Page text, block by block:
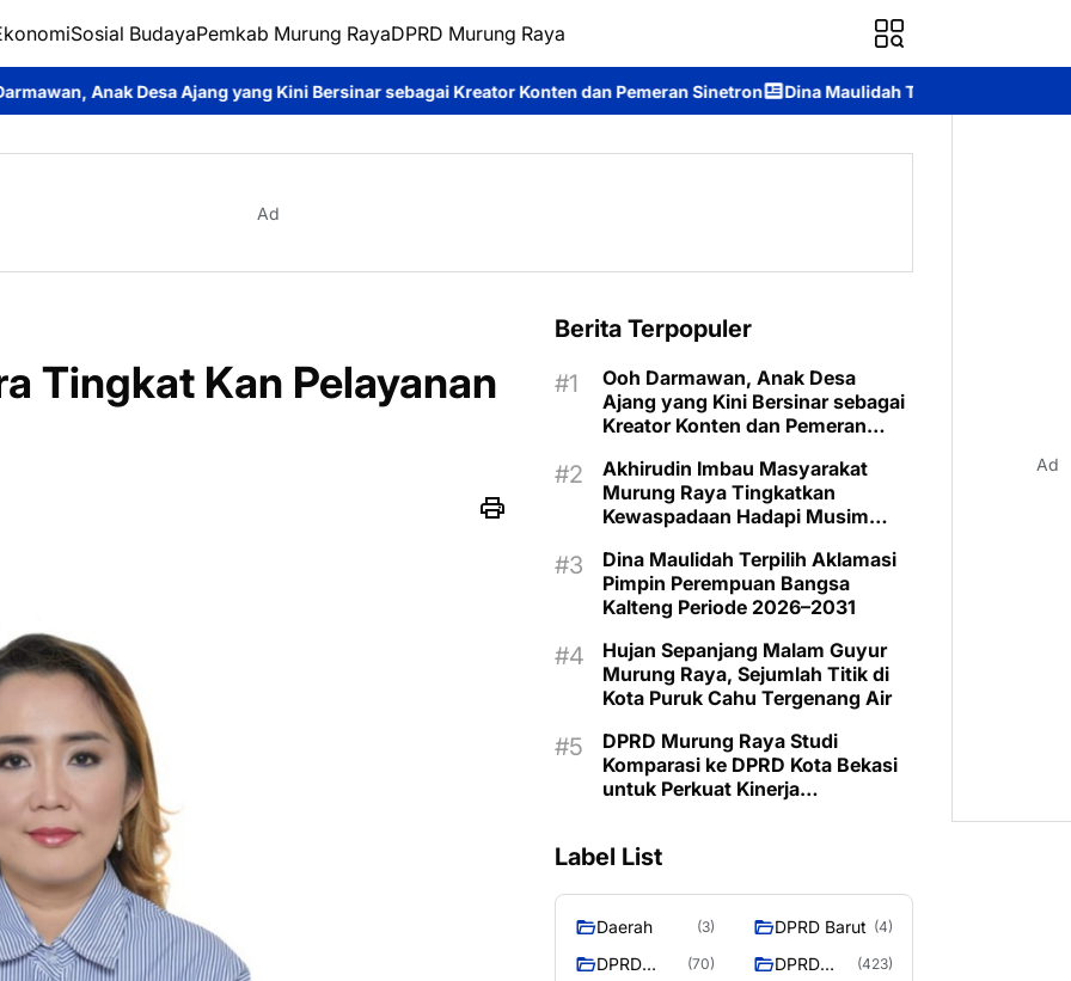
Sosial BudayaPemkab Murung RayaDPRD Murung Raya
Ajang yang Kini Bersinar sebagai Kreator Konten dan Pemeran Sinetron Dina Maulidah Terpilih Aklamasi Pimpin Perempuan
Ad
Tingkat Kan Pelayanan
Berita Terpopuler
Ooh Darmawan, Anak Desa
Ajang yang Kini Bersinar sebagai
Kreator Konten dan Pemeran
Akhirudin Imbau Masyarakat
Murung Raya Tingkatkan
Kewaspadaan Hadapi Musim
Dina Maulidah Terpilih Aklamasi
Pimpin Perempuan Bangsa
Kalteng Periode 2026–2031
Hujan Sepanjang Malam Guyur
Murung Raya, Sejumlah Titik di
Kota Puruk Cahu Tergenang Air
DPRD Murung Raya Studi
Komparasi ke DPRD Kota Bekasi
untuk Perkuat Kinerja
Label List
Daerah (3) DPRD Barut (4)
DPRD
(70)
DPRD
(423)
Ad